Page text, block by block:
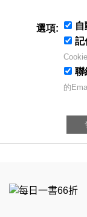
選項:
記
聯
的